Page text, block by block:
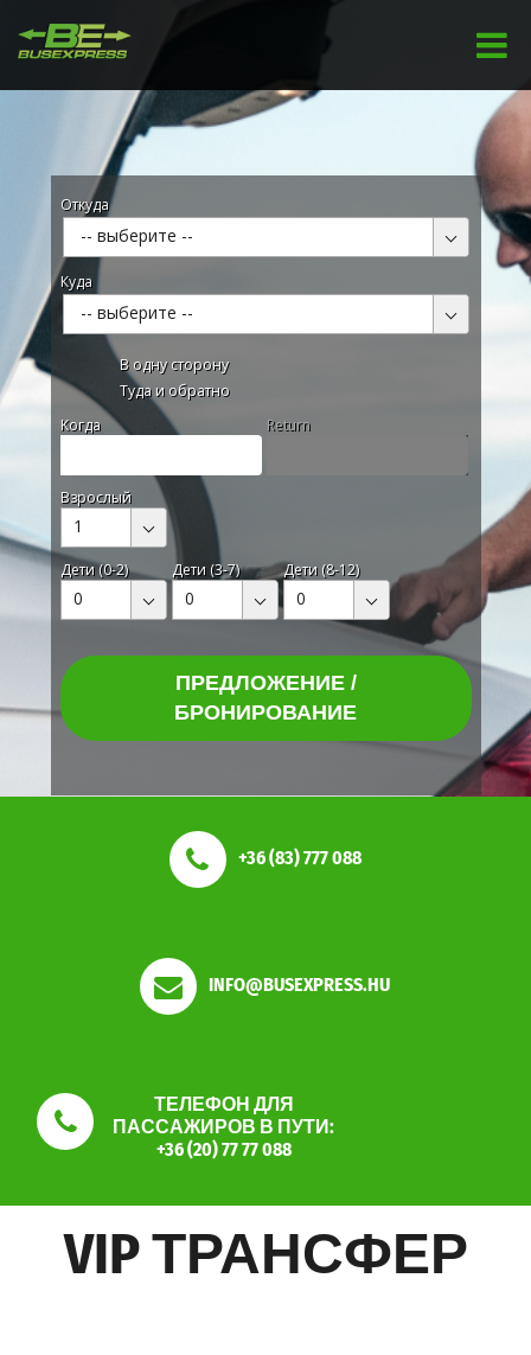
Откуда
-- выберите --
Куда
-- выберите --
В одну сторону
Туда и обратно
Kогда
Return
Взрослый
1
Дети (0-2)
0
Дети (3-7)
0
Дети (8-12)
0
ПРЕДЛОЖЕНИЕ /
БРОНИРОВАНИЕ
+36 (83) 777 088
INFO@BUSEXPRESS.HU
ТЕЛЕФОН ДЛЯ
ПАССАЖИРОВ В ПУТИ:
+36 (20) 77 77 088
VIP ТРАНСФЕР